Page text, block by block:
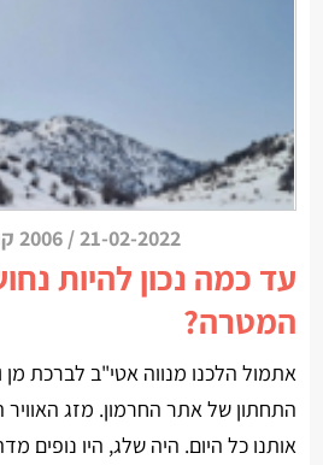
21-02-2022
/ 2006 קוראים/ות
עד כמה נכון להיות
המטרה?
אתמול הלכנו מנווה אטי"ב לברכת
התחתון של אתר החרמון. מזג
אותנו כל היום. היה שלג, היו נופים